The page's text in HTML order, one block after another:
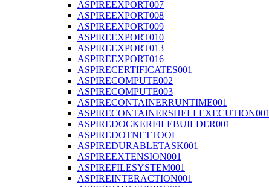
ASPIREEXPORT007
ASPIREEXPORT008
ASPIREEXPORT009
ASPIREEXPORT010
ASPIREEXPORT013
ASPIREEXPORT016
ASPIRECERTIFICATES001
ASPIRECOMPUTE002
ASPIRECOMPUTE003
ASPIRECONTAINERRUNTIME001
ASPIRECONTAINERSHELLEXECUTION001
ASPIREDOCKERFILEBUILDER001
ASPIREDOTNETTOOL
ASPIREDURABLETASK001
ASPIREEXTENSION001
ASPIREFILESYSTEM001
ASPIREINTERACTION001